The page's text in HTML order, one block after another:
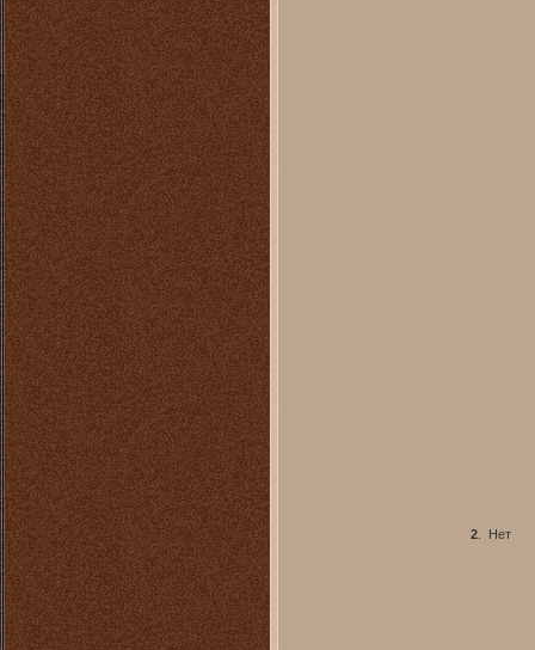
2. Нет